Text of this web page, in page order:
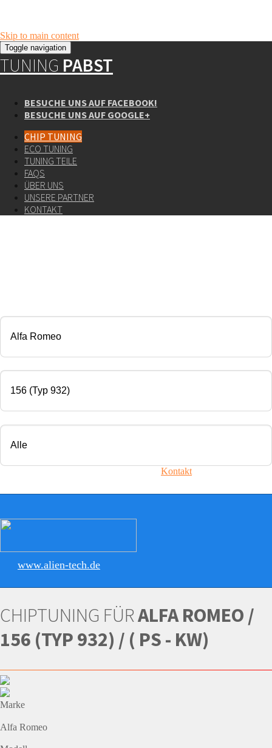
Skip to main content
Toggle navigation
TUNING PABST
BESUCHE UNS AUF FACEBOOK!
BESUCHE UNS AUF GOOGLE+
CHIP TUNING
ECO TUNING
TUNING TEILE
FAQS
ÜBER UNS
UNSERE PARTNER
KONTAKT
Kontakt
www.alien-tech.de
CHIPTUNING FÜRALFA ROMEO /
156 (TYP 932) / ( PS - KW)
Marke
Alfa Romeo